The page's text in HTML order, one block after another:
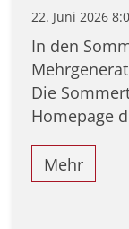
22. Juni 2026
In den
Die
Homepage
Mehr